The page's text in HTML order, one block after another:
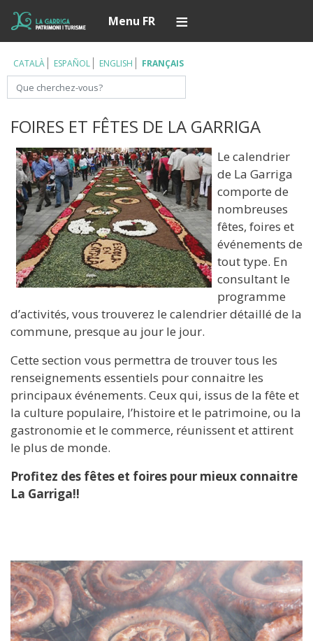
contenu
principal
Menu FR
CATALÀ ESPAÑOL ENGLISH FRANÇAIS
Rechercher
FOIRES ET FÊTES DE LA GARRIGA
Le calendrier
de La Garriga
comporte de
nombreuses
fêtes, foires et
événements de
tout type. En
consultant le
programme
d’activités, vous trouverez le calendrier détaillé de la
commune, presque au jour le jour.
Cette section vous permettra de trouver tous les
renseignements essentiels pour connaitre les
principaux événements. Ceux qui, issus de la fête et
la culture populaire, l’histoire et le patrimoine, ou la
gastronomie et le commerce, réunissent et attirent
le plus de monde.
Profitez des fêtes et foires pour mieux connaitre
La Garriga!!